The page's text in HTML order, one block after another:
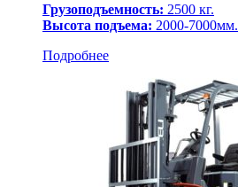
Грузоподъемность: 2500 кг.
Высота подъема: 2000-7000мм.
Подробнее